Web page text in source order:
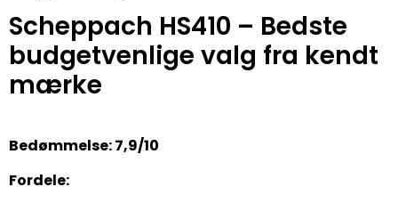
Scheppach HS410 – Bedste
budgetvenlige valg fra kendt
mærke
Bedømmelse: 7,9/10
Fordele: